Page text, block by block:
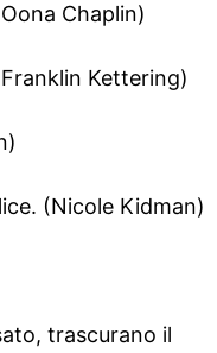
Chaplin)
Kettering)
(Nicole Kidman)
trascurano il